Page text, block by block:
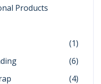
Products
(1)
(6)
(4)